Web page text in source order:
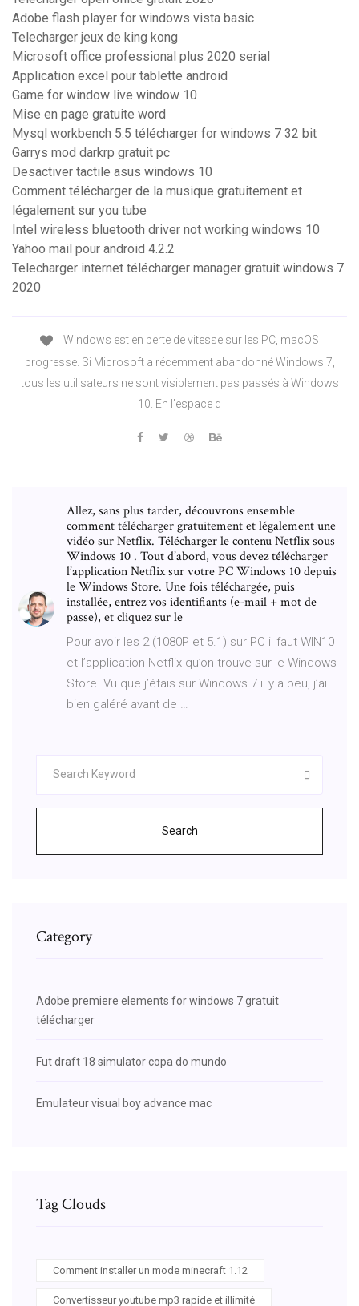
Adobe flash player for windows vista basic
Telecharger jeux de king kong
Microsoft office professional plus 2020 serial
Application excel pour tablette android
Game for window live window 10
Mise en page gratuite word
Mysql workbench 5.5 télécharger for windows 7 32 bit
Garrys mod darkrp gratuit pc
Desactiver tactile asus windows 10
Comment télécharger de la musique gratuitement et
légalement sur you tube
Intel wireless bluetooth driver not working windows 10
Yahoo mail pour android 4.2.2
Telecharger internet télécharger manager gratuit windows 7
2020
Windows est en perte de vitesse sur les PC, macOS
progresse. Si Microsoft a récemment abandonné Windows 7,
tous les utilisateurs ne sont visiblement pas passés à Windows
10. En l’espace d
Allez, sans plus tarder, découvrons ensemble
comment télécharger gratuitement et légalement une
vidéo sur Netflix. Télécharger le contenu Netflix sous
Windows 10 . Tout d’abord, vous devez télécharger
l’application Netflix sur votre PC Windows 10 depuis
le Windows Store. Une fois téléchargée, puis
installée, entrez vos identifiants (e-mail + mot de
passe), et cliquez sur le
Pour avoir les 2 (1080P et 5.1) sur PC il faut WIN10
et l’application Netflix qu’on trouve sur le Windows
Store. Vu que j’étais sur Windows 7 il y a peu, j’ai
bien galéré avant de …
Search
Category
Adobe premiere elements for windows 7 gratuit
télécharger
Fut draft 18 simulator copa do mundo
Emulateur visual boy advance mac
Tag Clouds
Comment installer un mode minecraft 1.12
Convertisseur youtube mp3 rapide et illimité